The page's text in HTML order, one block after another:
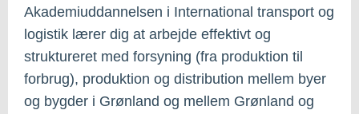
Akademiuddannelsen i International transport og
logistik lærer dig at arbejde effektivt og
struktureret med forsyning (fra produktion til
forbrug), produktion og distribution mellem byer
og bygder i Grønland og mellem Grønland og